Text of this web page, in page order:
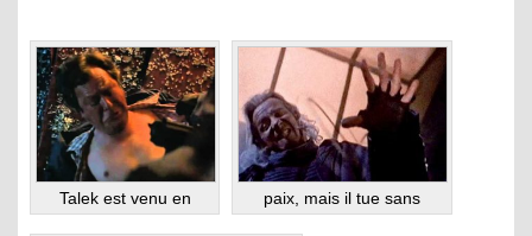
Talek est venu en paix, mais il tue sans